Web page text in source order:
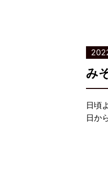
み
日頃
日か